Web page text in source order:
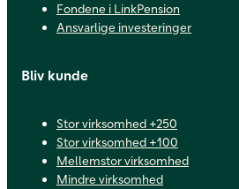
Fondene i LinkPension
Ansvarlige investeringer
Bliv kunde
Stor virksomhed +250
Stor virksomhed +100
Mellemstor virksomhed
Mindre virksomhed